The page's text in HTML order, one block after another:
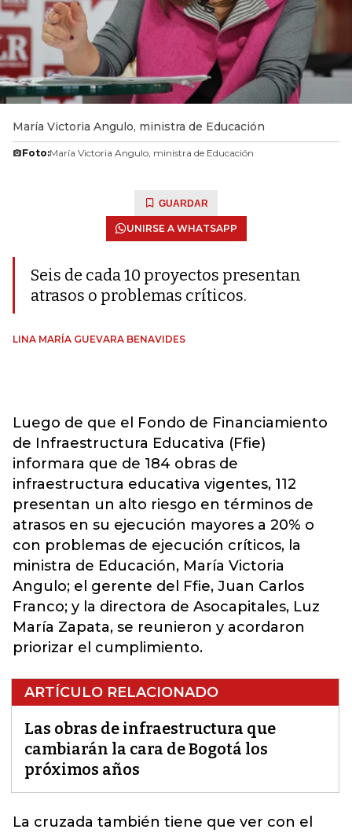
María Victoria Angulo, ministra de Educación
Foto:María Victoria Angulo, ministra de Educación
GUARDAR
UNIRSE A WHATSAPP
Seis de cada 10 proyectos presentan
atrasos o problemas críticos.
LINA MARÍA GUEVARA BENAVIDES
Luego de que el Fondo de Financiamiento
de Infraestructura Educativa (Ffie)
informara que de 184 obras de
infraestructura educativa vigentes, 112
presentan un alto riesgo en términos de
atrasos en su ejecución mayores a 20% o
con problemas de ejecución críticos, la
ministra de Educación, María Victoria
Angulo; el gerente del Ffie, Juan Carlos
Franco; y la directora de Asocapitales, Luz
María Zapata, se reunieron y acordaron
priorizar el cumplimiento.
ARTÍCULO RELACIONADO
Las obras de infraestructura que
cambiarán la cara de Bogotá los
próximos años
La cruzada también tiene que ver con el